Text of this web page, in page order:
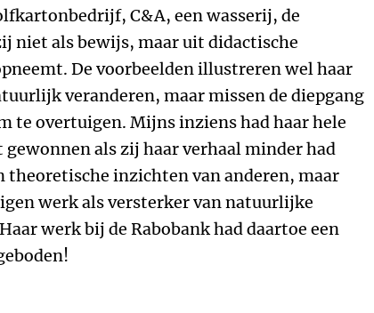
C&A, een wasserij, de
niet als bewijs, maar uit didactische
De voorbeelden illustreren wel haar
veranderen, maar missen de diepgang
te overtuigen. Mijns inziens had haar hele
als zij haar verhaal minder had
theoretische inzichten van anderen, maar
werk als versterker van natuurlijke
werk bij de Rabobank had daartoe een